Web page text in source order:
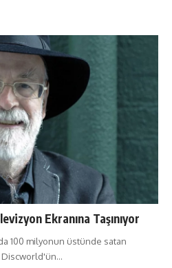
Ekranına Taşınıyor
100 milyonun üstünde satan
Discworld'ün…